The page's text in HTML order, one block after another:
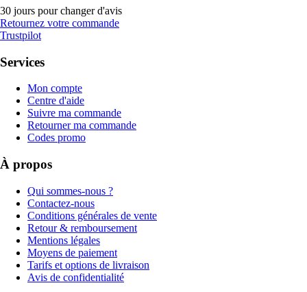
30 jours pour changer d'avis
Retournez votre commande
Trustpilot
Services
Mon compte
Centre d'aide
Suivre ma commande
Retourner ma commande
Codes promo
À propos
Qui sommes-nous ?
Contactez-nous
Conditions générales de vente
Retour & remboursement
Mentions légales
Moyens de paiement
Tarifs et options de livraison
Avis de confidentialité